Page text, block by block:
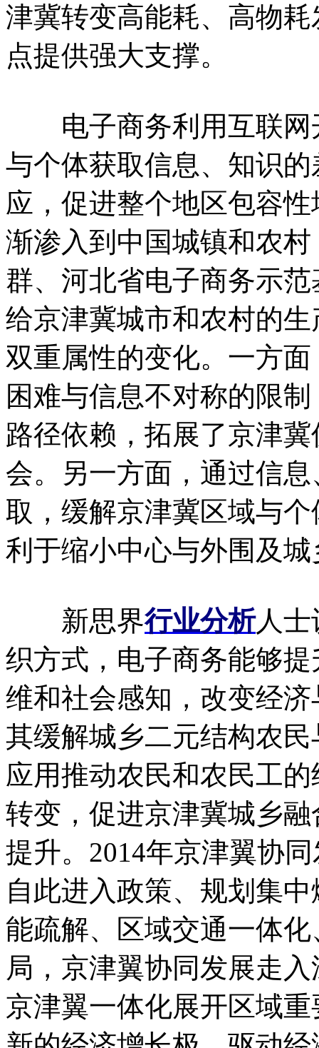
津冀转变高能耗、高物
点提供强大支撑。
电子商务利用互联网
与个体获取信息、知识
应，促进整个地区包容
渐渗入到中国城镇和农
群、河北省电子商务示
给京津冀城市和农村的
双重属性的变化。一方
困难与信息不对称的限
路径依赖，拓展了京津
会。另一方面，通过信
取，缓解京津冀区域与
利于缩小中心与外围及
新思界行业分析人士
织方式，电子商务能够
维和社会感知，改变经
其缓解城乡二元结构农
应用推动农民和农民工
转变，促进京津冀城乡
提升。2014年京津翼协
自此进入政策、规划集
能疏解、区域交通一体
局，京津翼协同发展走
京津翼一体化展开区域